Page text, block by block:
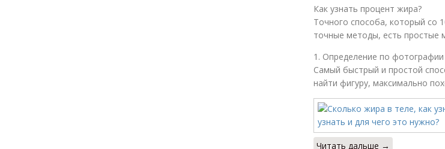
Как узнать процент жира?
Точного способа, который со
точные методы, есть простые
1. Определение по фотографии
Самый быстрый и простой
найти фигуру, максимально
Читать дальше →